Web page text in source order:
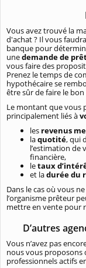
Vous avez trouvé la
d'achat ? Il vous
banque pour
unedemande de
vous faire des
Prenez le temps de
hypothécaire se
être sûr de faire le
Le montant que vous
principalement liés à
les revenus
laquotité, qui
l’estimation de
financière,
letaux
et ladurée du
Dans le cas où vous
l’organisme prêteur
mettre en vente pour
D’autres
Vous n’avez pas
nous vous proposons
professionnels actifs